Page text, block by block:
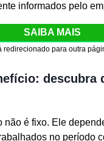
informados pelo
SAIBA MAIS
redirecionado para outra
descubra
não é fixo. Ele
no período